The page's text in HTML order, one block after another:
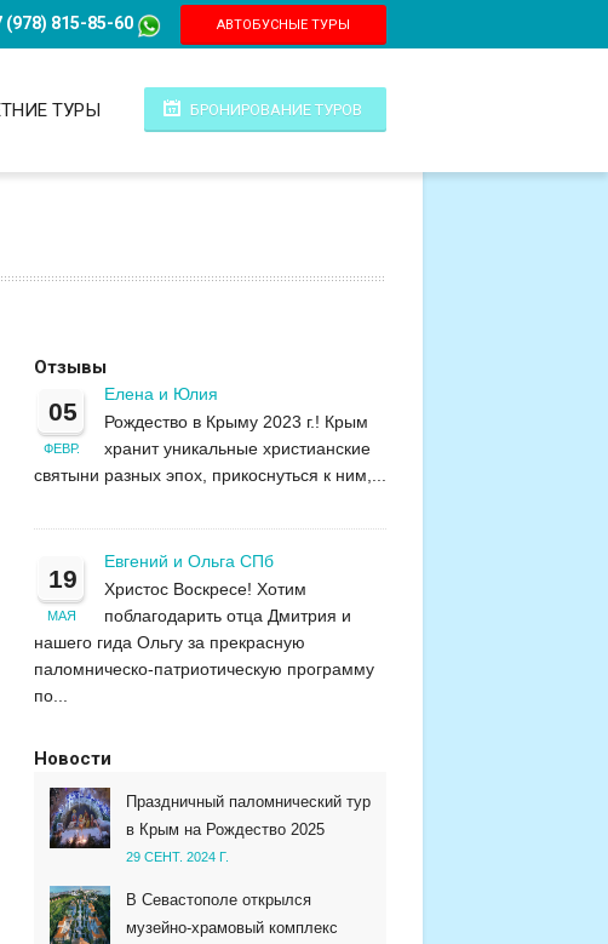
(978) 815-85-60 АВТОБУСНЫЕ ТУРЫ
БРОНИРОВАНИЕ ТУРОВ
ТУРЫ
Отзывы
05
ФЕВР.
Елена и Юлия
Рождество в Крыму 2023 г.! Крым
хранит уникальные христианские
святыни разных эпох, прикоснуться к ним,...
19
МАЯ
Евгений и Ольга СПб
Христос Воскресе! Хотим
поблагодарить отца Дмитрия и
нашего гида Ольгу за прекрасную
паломническо-патриотическую программу
по...
Новости
Праздничный паломнический тур
в Крым на Рождество 2025
29 СЕНТ. 2024 Г.
В Севастополе открылся
музейно-храмовый комплекс